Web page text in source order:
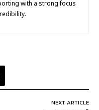
with a strong focus
NEXT ARTICLE